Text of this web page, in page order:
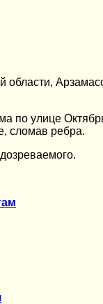
области,
улице
сломав ребра.